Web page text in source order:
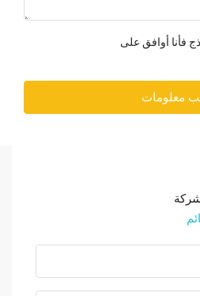
فأنا أوافق على
معلومات